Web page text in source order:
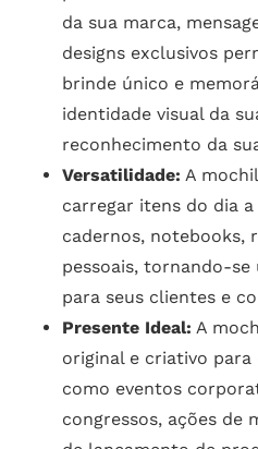
da sua marca,
designs exclusivos
brinde único e
identidade visual da
reconhecimento da
Versatilidade: A
carregar itens do dia
cadernos, notebooks,
pessoais, tornando-
para seus clientes e
Presente Ideal: A
original e criativo para
como eventos
congressos, ações de